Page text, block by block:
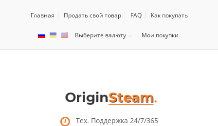
Главная Продать свой товар FAQ Как покупать
Выберите валюту Мои покупки
Тех. Поддержка 24/7/365